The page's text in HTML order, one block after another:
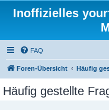
Inoffizielles
FAQ
Foren-Übersicht Häufig
Häufig gestellte